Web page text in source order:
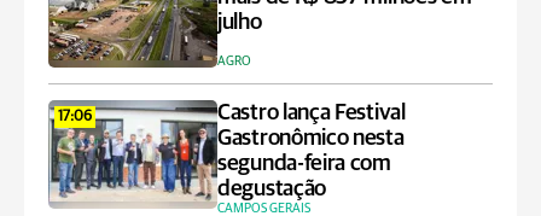
julho
AGRO
17:06
Castro lança Festival
Gastronômico nesta
segunda-feira com
degustação
CAMPOS GERAIS